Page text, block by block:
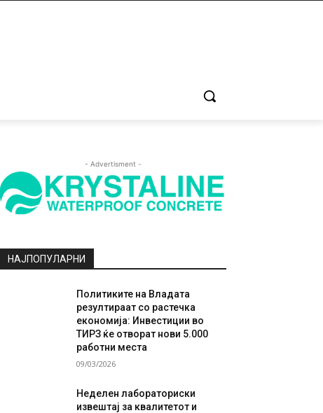
- Advertisment -
НАЈПОПУЛАРНИ
Политиките на Владата
резултираат со растечка
економија: Инвестиции во
ТИРЗ ќе отворат нови 5.000
работни места
09/03/2026
Неделен лабораториски
извештај за квалитетот и